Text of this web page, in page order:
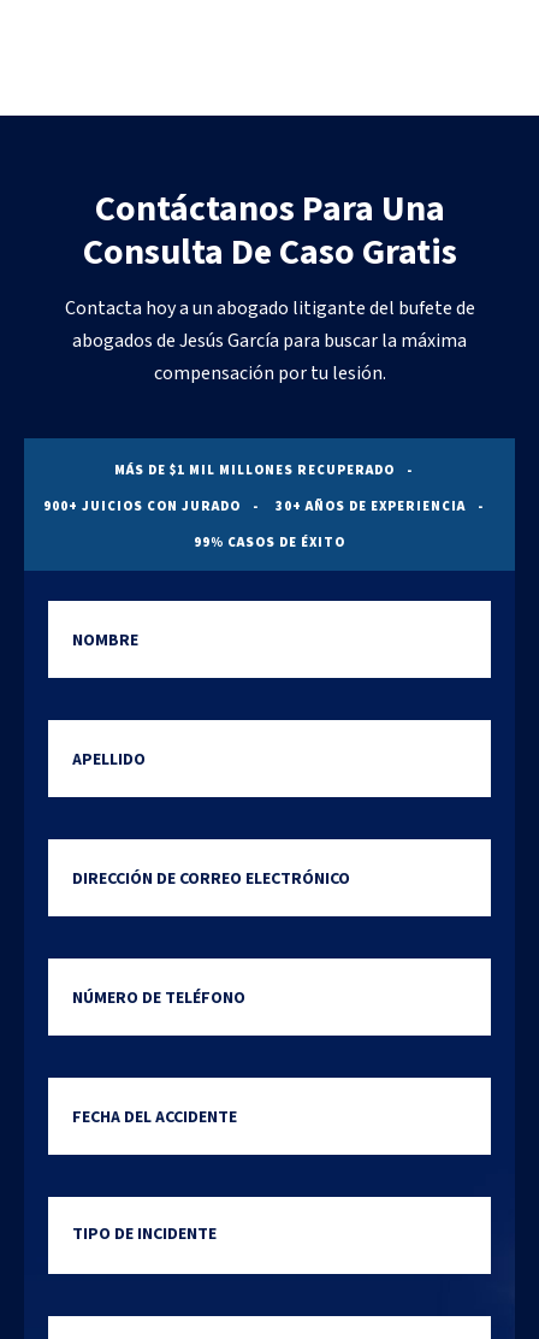
Contáctanos Para Una
Consulta De Caso Gratis
Contacta hoy a un abogado litigante del bufete de
abogados de Jesús García para buscar la máxima
compensación por tu lesión.
MÁS DE $1 MIL MILLONES RECUPERADO
900+ JUICIOS CON JURADO
30+ AÑOS DE EXPERIENCIA
99% CASOS DE ÉXITO